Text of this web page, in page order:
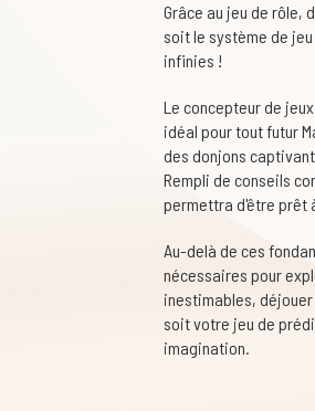
Grâce au jeu de rôle,
soit le système de
infinies !
Le concepteur de
idéal pour tout futur
des donjons
Rempli de conseils
permettra d'être prêt
Au-delà de ces
nécessaires pour
inestimables,
soit votre jeu de
imagination.